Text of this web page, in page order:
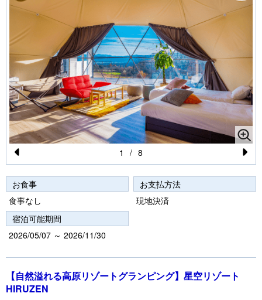
Pr
e
vi
o
u
s
N
1 / 8
お食事
食事なし
お支払方法
現地決済
宿泊可能期間
2026/05/07 ～ 2026/11/30
【自然溢れる高原リゾートグランピング】星空リゾート
HIRUZEN